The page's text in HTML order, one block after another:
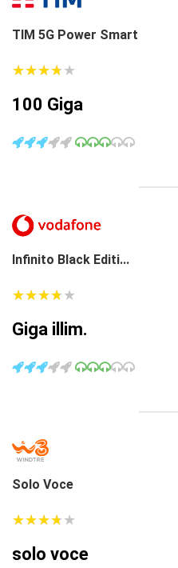
TIM 5G Power Smart
★★★★★
★★★★★
100 Giga
Infinito Black Editi...
★★★★★
★★★★★
Giga illim.
Solo Voce
★★★★★
★★★★★
solo voce